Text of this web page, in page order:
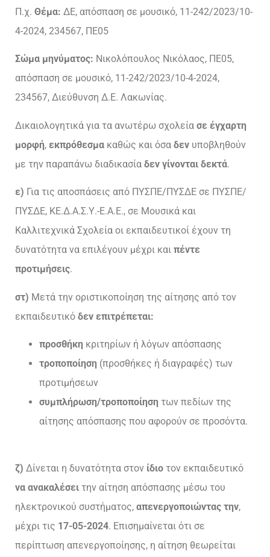
Π.χ. Θέμα: ΔΕ, απόσπαση σε μουσικό, 11-242/2023/10-
4-2024, 234567, ΠΕ05
Σώμα μηνύματος: Νικολόπουλος Νικόλαος, ΠΕ05,
απόσπαση σε μουσικό, 11-242/2023/10-4-2024,
234567, Διεύθυνση Δ.Ε. Λακωνίας.
Δικαιολογητικά για τα ανωτέρω σχολεία σε έγχαρτη
μορφή, εκπρόθεσμα καθώς και όσα δεν υποβληθούν
με την παραπάνω διαδικασία δεν γίνονται δεκτά.
ε) Για τις αποσπάσεις από ΠΥΣΠΕ/ΠΥΣΔΕ σε ΠΥΣΠΕ/
ΠΥΣΔΕ, ΚΕ.Δ.Α.Σ.Υ.-Ε.Α.Ε., σε Μουσικά και
Καλλιτεχνικά Σχολεία οι εκπαιδευτικοί έχουν τη
δυνατότητα να επιλέγουν μέχρι και πέντε
προτιμήσεις.
στ) Μετά την οριστικοποίηση της αίτησης από τον
εκπαιδευτικό δεν επιτρέπεται:
προσθήκη κριτηρίων ή λόγων απόσπασης
τροποποίηση (προσθήκες ή διαγραφές) των
προτιμήσεων
συμπλήρωση/τροποποίηση των πεδίων της
αίτησης απόσπασης που αφορούν σε προσόντα.
ζ) Δίνεται η δυνατότητα στον ίδιο τον εκπαιδευτικό
να ανακαλέσει την αίτηση απόσπασης μέσω του
ηλεκτρονικού συστήματος, απενεργοποιώντας την,
μέχρι τις 17-05-2024. Επισημαίνεται ότι σε
περίπτωση απενεργοποίησης, η αίτηση θεωρείται